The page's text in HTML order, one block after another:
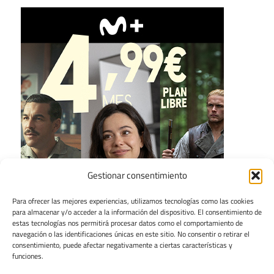
Gestionar consentimiento
Para ofrecer las mejores experiencias, utilizamos tecnologías como las cookies
para almacenar y/o acceder a la información del dispositivo. El consentimiento de
estas tecnologías nos permitirá procesar datos como el comportamiento de
navegación o las identificaciones únicas en este sitio. No consentir o retirar el
consentimiento, puede afectar negativamente a ciertas características y
funciones.